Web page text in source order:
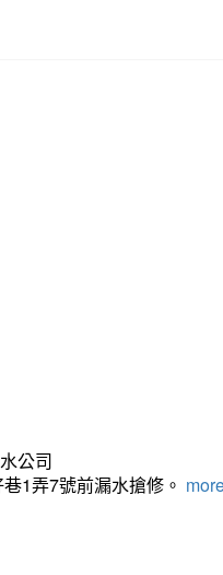
公司
1弄7號前漏水搶修。